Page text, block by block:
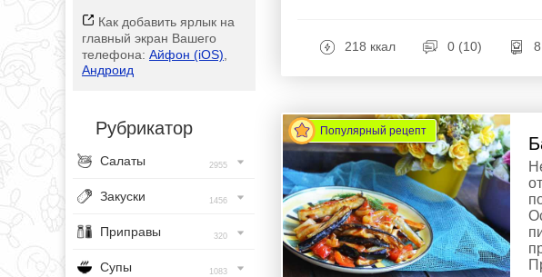
Как добавить ярлык на
главный экран Вашего
телефона: Айфон (iOS)
Андроид
Рубрикатор
Салаты 2955
Закуски 1456
Приправы 320
Супы 1083
218 ккал 0 (10)
Популярный рецепт